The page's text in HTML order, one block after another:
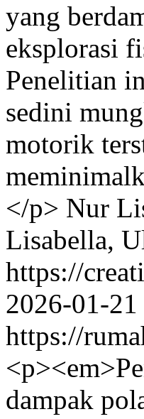
yang
eksplorasi
Penelitian
sedini
motorik
</p> Nur
Lisabella,
https://
2026-01-21
https://
dampak